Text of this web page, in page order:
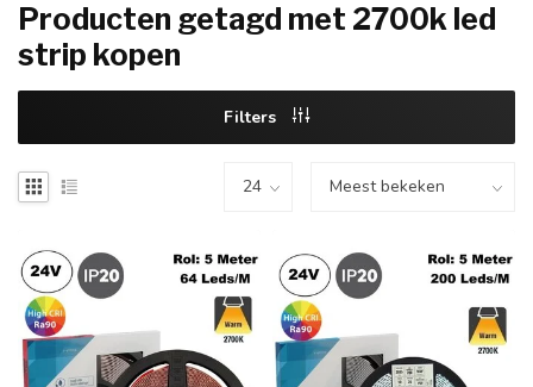
Producten getagd met 2700k led
strip kopen
Filters